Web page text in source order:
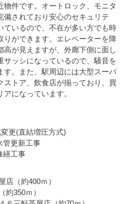
物件です。オートロック、モニタ
備されており安心のセキュリテ
ているので、不在が多い方でも時
りができます。エレベーターを降
高が見えますが、外廊下側に面し
サッシになっているので、騒音を
す。また、駅周辺には大型スーパ
ストア、飲食店が揃っており、買
になっています。
更(直結増圧方式)
更新工事
繕工事
店（約400ｍ）
約350ｍ）